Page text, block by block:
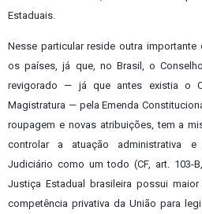
Estaduais.
Nesse particular reside outra importante
os países, já que, no Brasil, o
revigorado — já que antes existia o
Magistratura — pela Emenda
roupagem e novas atribuições, tem a
controlar a atuação administrativa
Judiciário como um todo (CF, art. 103-
Justiça Estadual brasileira possui
competência privativa da União para